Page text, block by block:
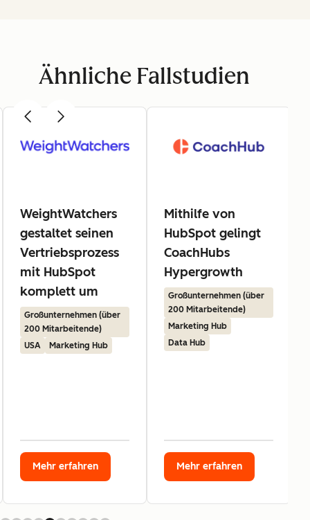
Ähnliche Fallstudien
WeightWatchers
gestaltet seinen
Vertriebsprozess
mit HubSpot
komplett um
Großunternehmen (über
200 Mitarbeitende)
USA
Marketing Hub
Mehr erfahren
Mithilfe von
HubSpot gelingt
CoachHubs
Hypergrowth
Großunternehmen (über
200 Mitarbeitende)
Marketing Hub
Data Hub
Mehr erfahren